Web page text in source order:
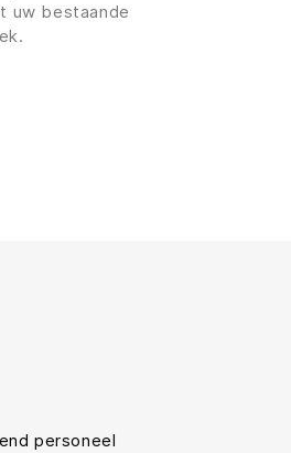
uw bestaande
personeel